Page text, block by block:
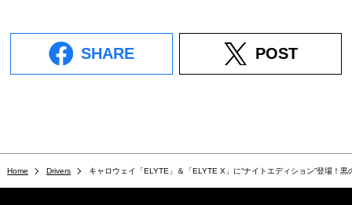
SHARE POST
Home Drivers キャロウェイ「ELYTE」＆「ELYTE X」に“ナイトエディション”登場！黒